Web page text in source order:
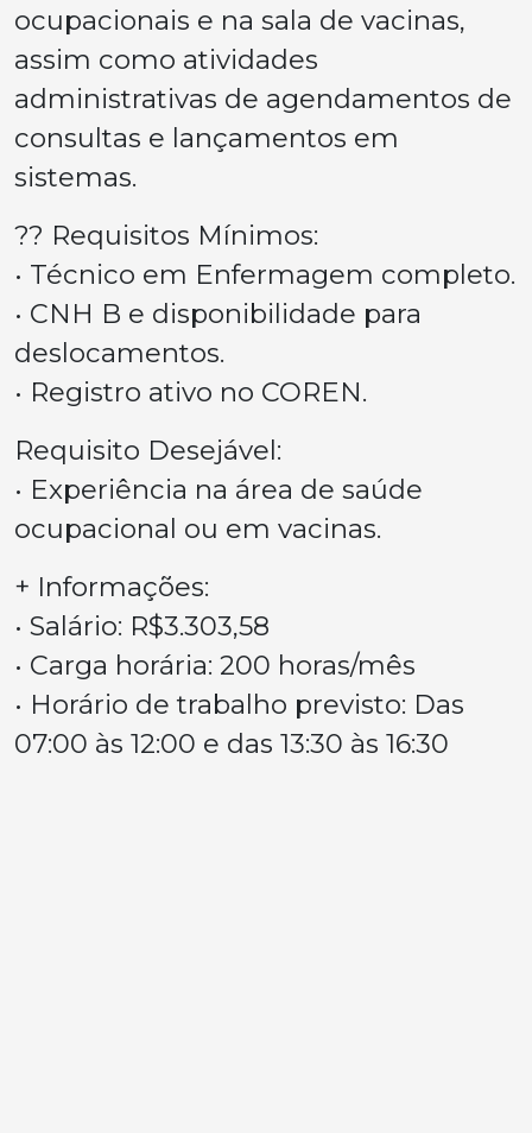
ocupacionais e na sala de vacinas,
assim como atividades
administrativas de agendamentos de
consultas e lançamentos em
sistemas.
?? Requisitos Mínimos:
• Técnico em Enfermagem completo.
• CNH B e disponibilidade para
deslocamentos.
• Registro ativo no COREN.
Requisito Desejável:
• Experiência na área de saúde
ocupacional ou em vacinas.
+ Informações:
• Salário: R$3.303,58
• Carga horária: 200 horas/mês
• Horário de trabalho previsto: Das
07:00 às 12:00 e das 13:30 às 16:30